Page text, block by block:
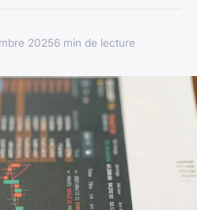
20256 min de lecture